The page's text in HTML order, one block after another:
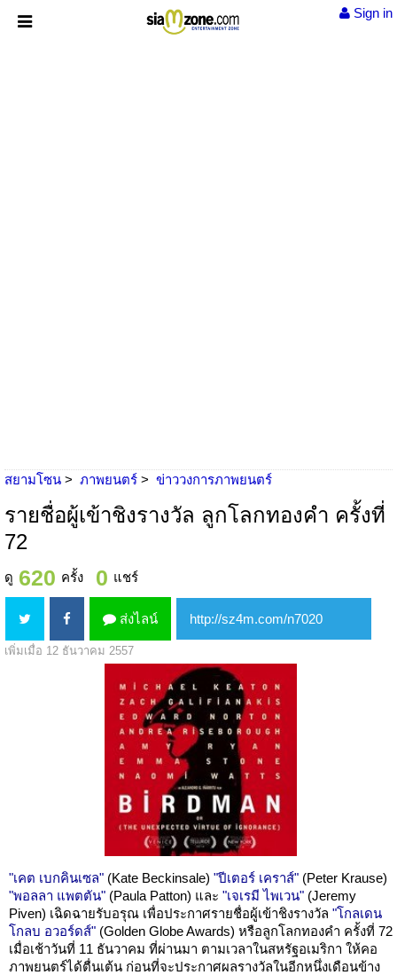
Sign in
สยามโซน ภาพยนตร์ ข่าววงการภาพยนตร์
รายชื่อผู้เข้าชิงรางวัล ลูกโลกทองคำ ครั้งที่
72
ดู 620 ครั้ง 0 แชร์
ส่งไลน์
เพิ่มเมื่อ 12 ธันวาคม 2557
"เคต เบกคินเซล" (Kate Beckinsale) "ปีเตอร์ เคราส์" (Peter Krause)
"พอลลา แพตตัน" (Paula Patton) และ "เจเรมี ไพเวน" (Jeremy
Piven) เฉิดฉายรับอรุณ เพื่อประกาศรายชื่อผู้เข้าชิงรางวัล "โกลเดน
โกลบ อวอร์ดส์" (Golden Globe Awards) หรือลูกโลกทองคำ ครั้งที่ 72
เมื่อเช้าวันที่ 11 ธันวาคม ที่ผ่านมา ตามเวลาในสหรัฐอเมริกา ให้คอ
ภาพยนตร์ได้ตื่นเต้น ก่อนที่จะประกาศผลรางวัลในอีกหนึ่งเดือนข้าง